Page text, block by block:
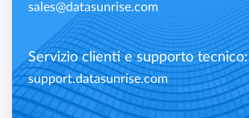
sales@datasunrise.com
Servizio clienti e supporto tecnico:
support.datasunrise.com